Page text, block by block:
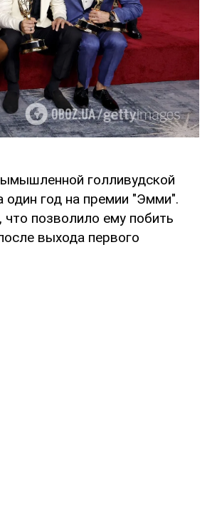
голливудской
один год на премии "Эмми".
позволило ему побить
выхода первого